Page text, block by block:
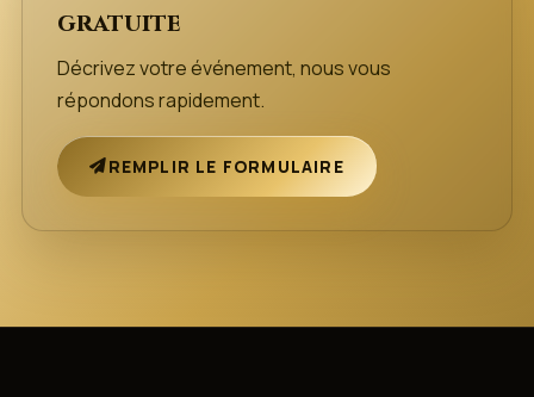
gratuite
Décrivez votre événement, nous vous
répondons rapidement.
REMPLIR LE FORMULAIRE